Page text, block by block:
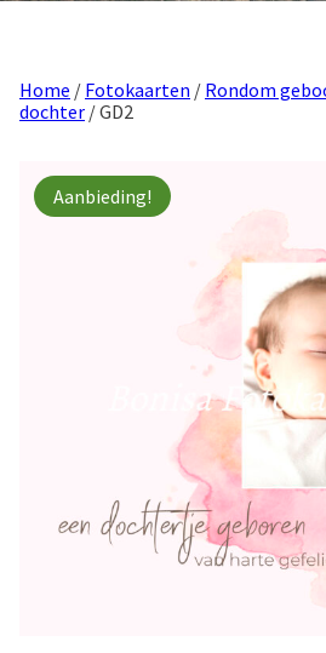
Home / Fotokaarten / Rondom
dochter / GD2
Aanbieding!